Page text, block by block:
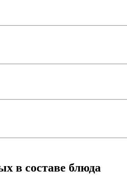
в составе блюда